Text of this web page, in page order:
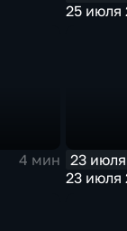
25 июля
4 мин
23 июля
23 июля